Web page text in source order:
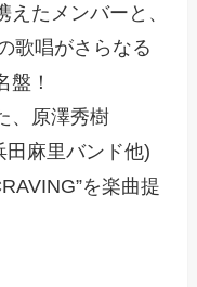
たメンバーと、
歌唱がさらなる
盤！
、原澤秀樹
田麻里バンド他)
を楽曲提